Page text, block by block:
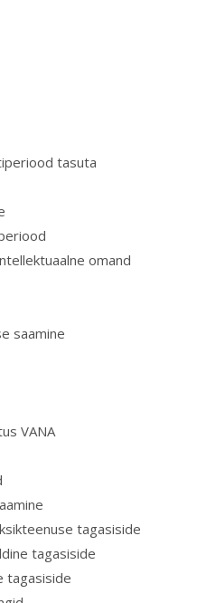
tasuta
omand
saamine
VANA
tagasiside
tagasiside
tagasiside